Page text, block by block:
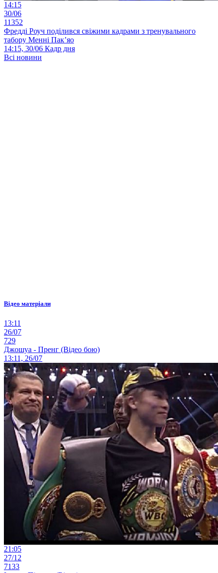
14:15
30/06
11352
Фредді Роуч поділився свіжими кадрами з тренувального
табору Менні Пак’яо
14:15, 30/06 Кадр дня
Всі новини
Відео матеріали
13:11
26/07
729
Джошуа - Пренг (Відео бою)
13:11, 26/07
21:05
27/12
7133